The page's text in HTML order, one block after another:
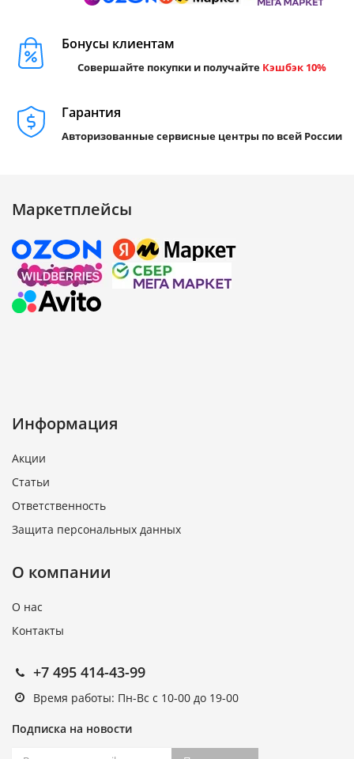
Бонусы клиентам
Совершайте покупки и получайте Кэшбэк 10%
Гарантия
Авторизованные сервисные центры по всей России
Маркетплейсы
Информация
Акции
Статьи
Ответственность
Защита персональных данных
О компании
О нас
Контакты
+7 495 414-43-99
Время работы: Пн-Вс с 10-00 до 19-00
Подписка на новости